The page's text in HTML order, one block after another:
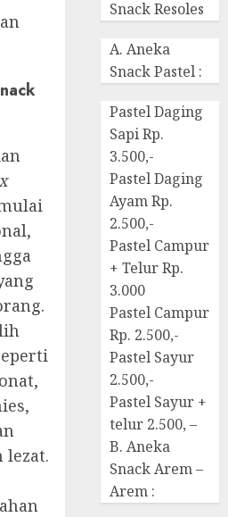
lezat.
Snack Resoles
A. Aneka
Snack Pastel :
Pastel Daging
Sapi Rp.
3.500,-
Pastel Daging
Ayam Rp.
2.500,-
Pastel Campur
+ Telur Rp.
3.000
Pastel Campur
Rp. 2.500,-
Pastel Sayur
2.500,-
Pastel Sayur +
telur 2.500, –
B. Aneka
Snack Arem –
Arem :